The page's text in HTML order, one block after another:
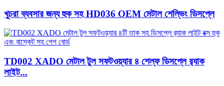
খুচরা ব্যবসার জন্য হুক সহ HD036 OEM মেটাল শেল্ভিং ডিসপ্লে
TD002 XADO মেটাল টুল সফটওয়্যার ৪ শেল্ফ ডিসপ্লে র‍্যাক
লাইট...